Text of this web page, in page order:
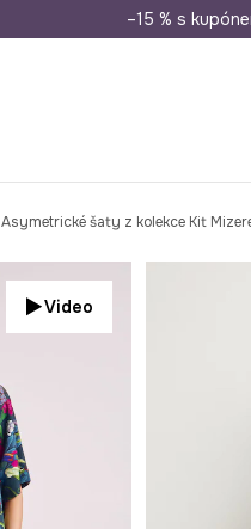
Doprava zdarma při nákupu
–15 % s
Asymetrické šaty z kolekce Kit
Video